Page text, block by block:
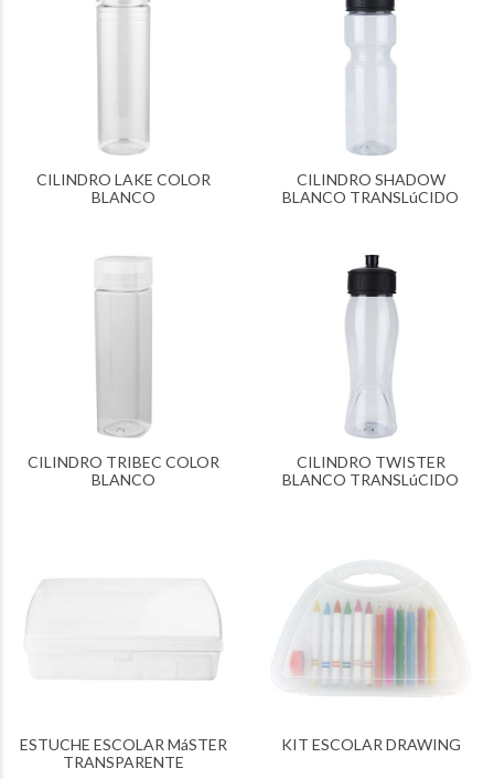
CILINDRO LAKE COLOR
BLANCO
CILINDRO SHADOW
BLANCO TRANSLúCIDO
CILINDRO TRIBEC COLOR
BLANCO
CILINDRO TWISTER
BLANCO TRANSLúCIDO
ESTUCHE ESCOLAR MáSTER
TRANSPARENTE
KIT ESCOLAR DRAWING